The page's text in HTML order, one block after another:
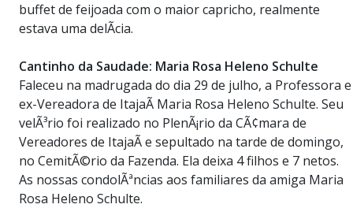
buffet de feijoada com o maior capricho, realmente
estava uma delÃ­cia.
Cantinho da Saudade: Maria Rosa Heleno Schulte
Faleceu na madrugada do dia 29 de julho, a Professora e
ex-Vereadora de ItajaÃ­ Maria Rosa Heleno Schulte. Seu
velÃ³rio foi realizado no PlenÃ¡rio da CÃ¢mara de
Vereadores de ItajaÃ­ e sepultado na tarde de domingo,
no CemitÃ©rio da Fazenda. Ela deixa 4 filhos e 7 netos.
As nossas condolÃªncias aos familiares da amiga Maria
Rosa Heleno Schulte.